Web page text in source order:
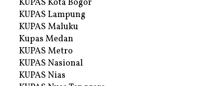
KUPAS Kota Bogor
KUPAS Lampung
KUPAS Maluku
Kupas Medan
KUPAS Metro
KUPAS Nasional
KUPAS Nias